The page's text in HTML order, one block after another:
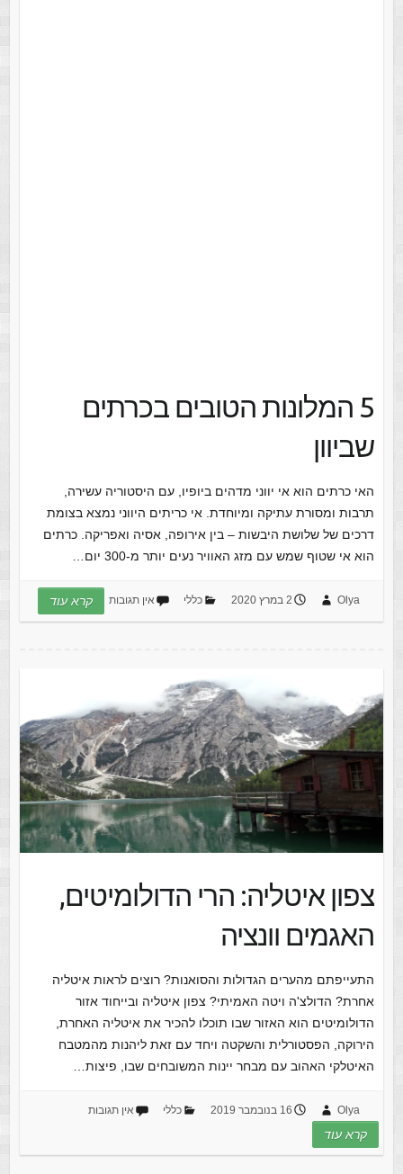
5 המלונות הטובים בכרתים
שביוון
האי כרתים הוא אי יווני מדהים ביופיו, עם היסטוריה עשירה,
תרבות ומסורת עתיקה ומיוחדת. אי כריתים היווני נמצא בצומת
דרכים של שלושת היבשות – בין אירופה, אסיה ואפריקה. כרתים
הוא אי שטוף שמש עם מזג האוויר נעים יותר מ-300 יום…
Olya 2 במרץ 2020 כללי אין תגובות קרא עוד
צפון איטליה: הרי הדולומיטים,
האגמים וונציה
התעייפתם מהערים הגדולות והסואנות? רוצים לראות איטליה
אחרת? הדולצ'ה ויטה האמיתי? צפון איטליה ובייחוד אזור
הדולומיטים הוא האזור שבו תוכלו להכיר את איטליה האחרת,
הירוקה, הפסטורלית והשקטה ויחד עם זאת ליהנות מהמטבח
האיטלקי האהוב עם מבחר יינות המשובחים שבו, פיצות…
Olya 16 בנובמבר 2019 כללי אין תגובות
קרא עוד